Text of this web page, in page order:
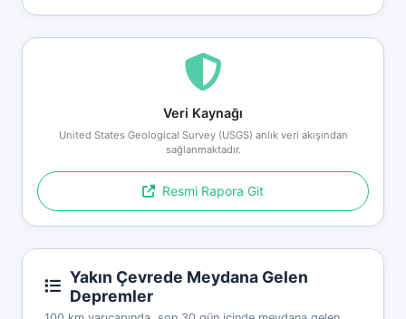
Veri Kaynağı
United States Geological Survey (USGS) anlık veri akışından
sağlanmaktadır.
Resmi Rapora Git
Yakın Çevrede Meydana Gelen
Depremler